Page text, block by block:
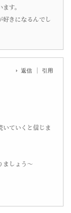
す。
好きになるんでし
返信 引用
ていくと信じま
ましょう〜